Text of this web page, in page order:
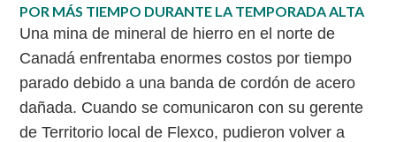
POR MÁS TIEMPO DURANTE LA TEMPORADA ALTA
Una mina de mineral de hierro en el norte de
Canadá enfrentaba enormes costos por tiempo
parado debido a una banda de cordón de acero
dañada. Cuando se comunicaron con su gerente
de Territorio local de Flexco, pudieron volver a